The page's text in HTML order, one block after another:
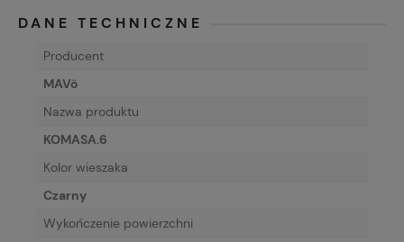
DANE TECHNICZNE
Producent
MAVö
Nazwa produktu
KOMASA.6
Kolor wieszaka
Czarny
Wykończenie powierzchni